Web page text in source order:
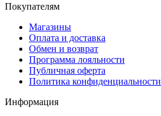
Покупателям
Магазины
Оплата и доставка
Обмен и возврат
Программа лояльности
Публичная оферта
Политика конфиденциальности
Информация